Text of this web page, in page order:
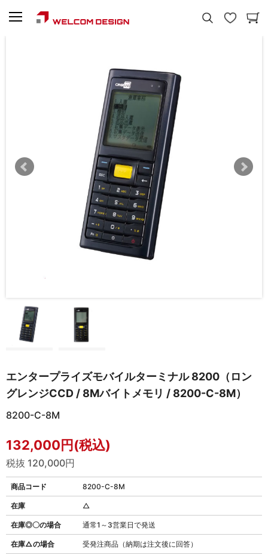
エンタープライズモバイルターミナル 8200（ロン
グレンジCCD / 8Mバイトメモリ / 8200-C-8M）
8200-C-8M
132,000円(税込)
税抜 120,000円
商品コード 8200-C-8M
在庫◎〇の場合 通常1～3営業日で発送
在庫△の場合 受発注商品（納期は注文後に回答）
在庫 △